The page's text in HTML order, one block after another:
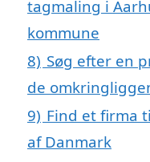
tagmaling i
kommune
8) Søg efter en
de
9) Find et firma
af Danmark